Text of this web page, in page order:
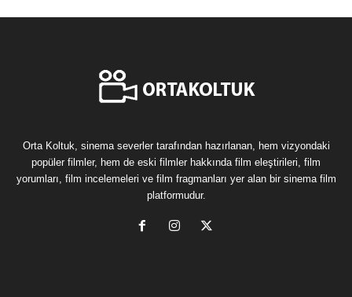
Orta Koltuk, sinema severler tarafından hazırlanan, hem vizyondaki
popüler filmler, hem de eski filmler hakkında film eleştirileri, film
yorumları, film incelemeleri ve film fragmanları yer alan bir sinema film
platformudur.